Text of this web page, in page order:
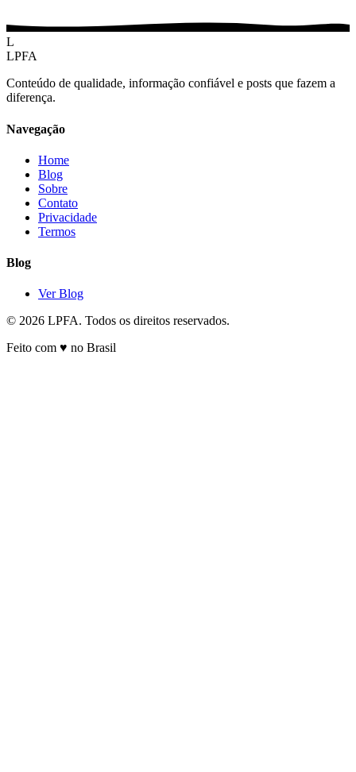
L
LPFA
Conteúdo de qualidade, informação confiável e posts que fazem a
diferença.
Navegação
Home
Blog
Sobre
Contato
Privacidade
Termos
Blog
Ver Blog
© 2026 LPFA. Todos os direitos reservados.
Feito com ♥ no Brasil